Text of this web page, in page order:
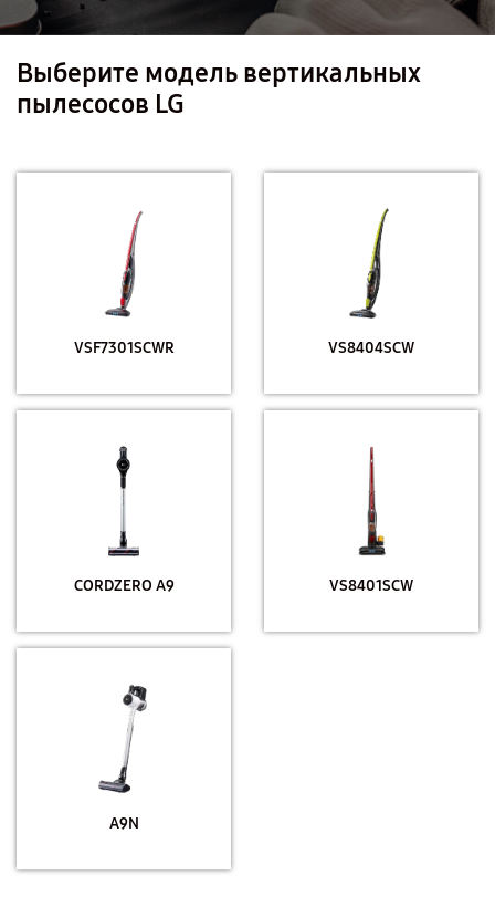
Выберите модель вертикальных
пылесосов LG
VSF7301SCWR VS8404SCW
CORDZERO A9 VS8401SCW
A9N